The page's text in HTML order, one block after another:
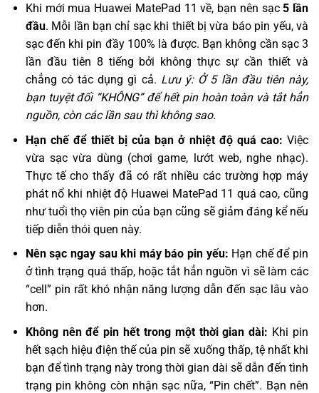
Khi mới mua Huawei MatePad 11 về, bạn nên sạc5 lần
đầu. Mỗi lần bạn chỉ sạc khi thiết bị vừa báo pin yếu, và
sạc đến khi pin đầy 100% là được. Bạn không cần sạc 3
lần đầu tiên 8 tiếng bởi không thực sự cần thiết và
chẳng có tác dụng gì cả. Lưu ý: Ở 5 lần đầu tiên này,
bạn tuyệt đối “KHÔNG” để hết pin hoàn toàn và tắt hẳn
nguồn, còn các lần sau thì không sao.
Hạn chế để thiết bị của bạn ở nhiệt độ quá cao: Việc
vừa sạc vừa dùng (chơi game, lướt web, nghe nhạc).
Thực tế cho thấy đã có rất nhiều các trường hợp máy
phát nổ khi nhiệt độ Huawei MatePad 11 quá cao, cũng
như tuổi thọ viên pin của bạn cũng sẽ giảm đáng kể nếu
tiếp diễn thói quen này.
Nên sạc ngay sau khi máy báo pin yếu: Hạn chế để pin
ở tình trạng quá thấp, hoặc tắt hẳn nguồn vì sẽ làm các
“cell” pin rất khó nhận năng lượng dẫn đến sạc lâu vào
hơn.
Không nên để pin hết trong một thời gian dài: Khi pin
hết sạch hiệu điện thế của pin sẽ xuống thấp, tệ nhất khi
bạn để tình trạng này trong thời gian dài sẽ dẫn đến tình
trạng pin không còn nhận sạc nữa, “Pin chết”. Bạn nên